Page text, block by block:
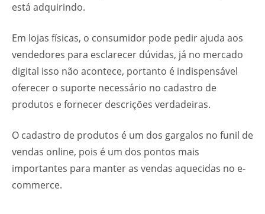
está adquirindo.
Em lojas físicas, o consumidor pode pedir ajuda aos
vendedores para esclarecer dúvidas, já no mercado
digital isso não acontece, portanto é indispensável
oferecer o suporte necessário no cadastro de
produtos e fornecer descrições verdadeiras.
O cadastro de produtos é um dos gargalos no funil de
vendas online, pois é um dos pontos mais
importantes para manter as vendas aquecidas no e-
commerce.